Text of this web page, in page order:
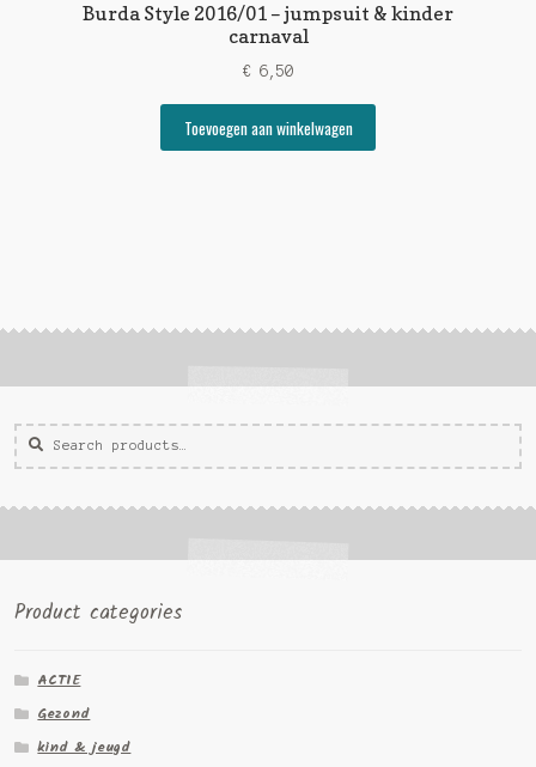
Burda Style 2016/01 – jumpsuit & kinder
carnaval
€ 6,50
Toevoegen aan winkelwagen
Zoeken
voor:
Zoek
Product categories
ACTIE
Gezond
kind & jeugd